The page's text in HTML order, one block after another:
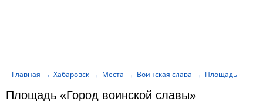
Площадь «Город воинской славы»
Главная Хабаровск Места Воинская слава Площадь